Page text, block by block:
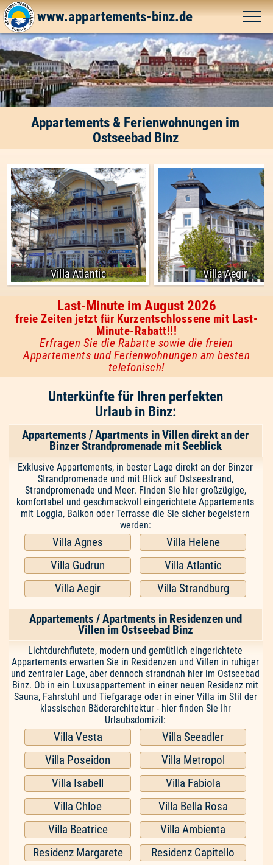
www.appartements-binz.de
Appartements & Ferienwohnungen im
Ostseebad Binz
Villa Atlantic Villa Aegir
Last-Minute im August 2026
freie Zeiten jetzt für Kurzentschlossene mit Last-
Minute-Rabatt!!!
Erfragen Sie die Rabatte sowie die freien
Appartements und Ferienwohnungen am besten
telefonisch!
Unterkünfte für Ihren perfekten
Urlaub in Binz:
Appartements / Apartments in Villen direkt an der
Binzer Strandpromenade mit Seeblick
Exklusive Appartements, in bester Lage direkt an der Binzer
Strandpromenade und mit Blick auf Ostseestrand,
Strandpromenade und Meer. Finden Sie hier großzügige,
komfortabel und geschmackvoll eingerichtete Appartements
mit Loggia, Balkon oder Terrasse die Sie sicher begeistern
werden:
Villa Agnes
Villa Helene
Villa Gudrun
Villa Atlantic
Villa Aegir
Villa Strandburg
Appartements / Apartments in Residenzen und
Villen im Ostseebad Binz
Lichtdurchflutete, modern und gemütlich eingerichtete
Appartements erwarten Sie in Residenzen und Villen in ruhiger
und zentraler Lage, aber dennoch strandnah hier im Ostseebad
Binz. Ob in ein Luxusappartement in einer neuen Residenz mit
Sauna, Fahrstuhl und Tiefgarage oder in einer Villa im Stil der
klassischen Bäderarchitektur - hier finden Sie Ihr
Urlaubsdomizil:
Villa Vesta
Villa Seeadler
Villa Poseidon
Villa Metropol
Villa Isabell
Villa Fabiola
Villa Chloe
Villa Bella Rosa
Villa Beatrice
Villa Ambienta
Residenz Margarete
Residenz Capitello